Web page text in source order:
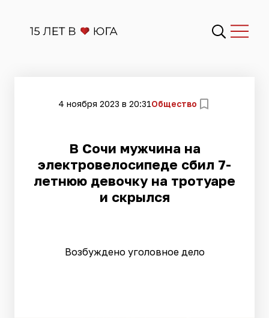
4 ноября 2023 в 20:31Общество
В Сочи мужчина на
электровелосипеде сбил 7-
летнюю девочку на тротуаре
и скрылся
Возбуждено уголовное дело